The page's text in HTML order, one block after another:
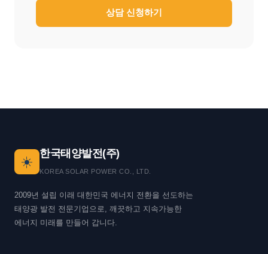
상담 신청하기
☀️
한국태양발전(주)
KOREA SOLAR POWER CO., LTD.
2009년 설립 이래 대한민국 에너지 전환을 선도하는
태양광 발전 전문기업으로, 깨끗하고 지속가능한
에너지 미래를 만들어 갑니다.